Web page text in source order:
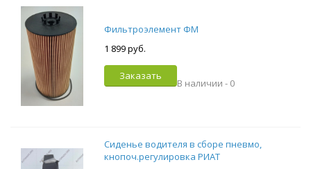
Фильтроэлемент ФМ
1 899 руб.
Заказать
В наличии - 0
Сиденье водителя в сборе пневмо,
кнопоч.регулировка РИАТ